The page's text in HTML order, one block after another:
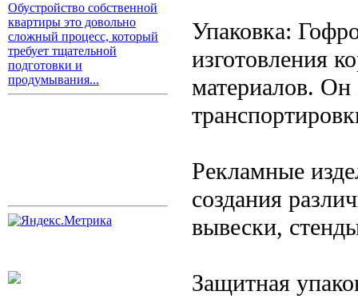
Обустройство собственной
квартиры это довольно
сложный процесс, который
требует тщательной
подготовки и
продумывания...
Упаковка:
изготовления
материалов.
Рекламные
создания
вывески,
Защитная